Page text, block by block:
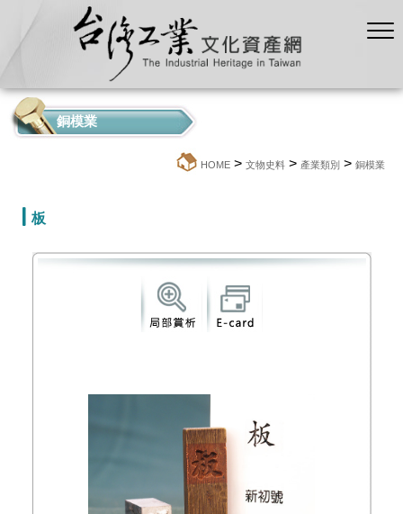
銅模業
HOME > 文物史料 > 產業類別 > 銅模業
板